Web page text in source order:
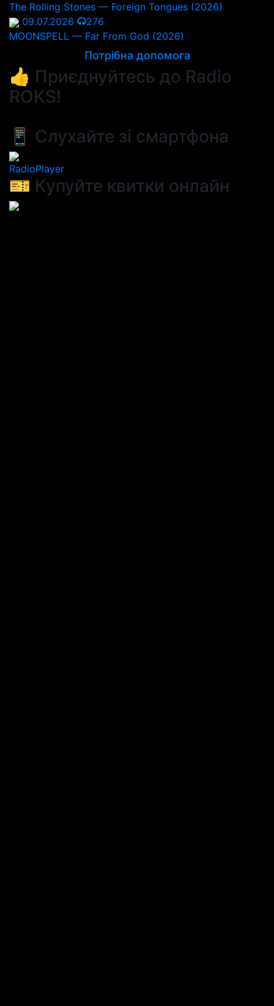
The Rolling Stones — Foreign Tongues (2026)
09.07.2026
276
MOONSPELL — Far From God (2026)
Потрібна допомога
👍 Приєднуйтесь до Radio
ROKS!
📱 Слухайте зі смартфона
RadioPlayer
🎫 Купуйте квитки онлайн